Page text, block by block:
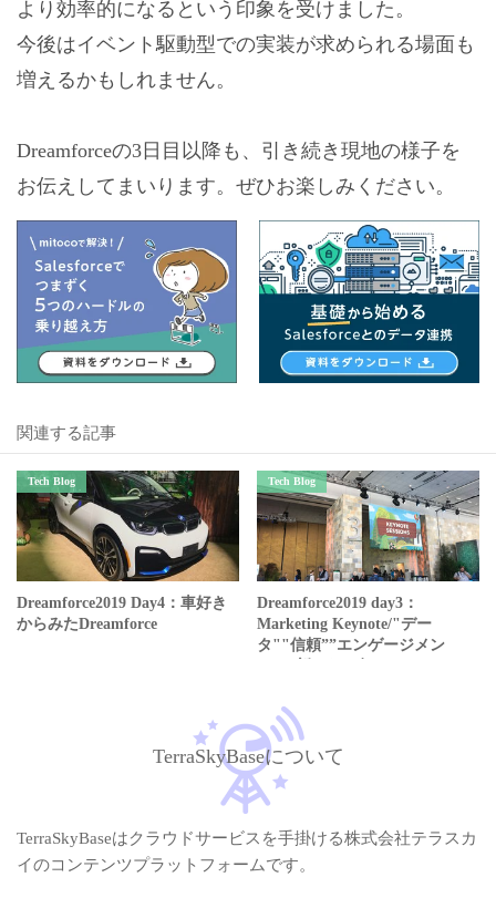
より効率的になるという印象を受けました。
今後はイベント駆動型での実装が求められる場面も
増えるかもしれません。
Dreamforceの3日目以降も、引き続き現地の様子を
お伝えしてまいります。ぜひお楽しみください。
関連する記事
Tech Blog
Dreamforce2019 Day4：車好き
からみたDreamforce
Tech Blog
Dreamforce2019 day3：
Marketing Keynote/"デー
タ""信頼””エンゲージメン
TerraSkyBaseについて
TerraSkyBaseはクラウドサービスを手掛ける株式会社テラスカ
イのコンテンツプラットフォームです。